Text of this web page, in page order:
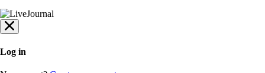
Log in